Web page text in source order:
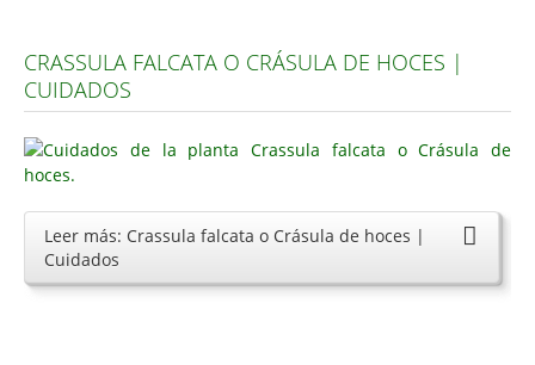
CRASSULA FALCATA O CRÁSULA DE HOCES |
CUIDADOS
Leer más: Crassula falcata o Crásula de hoces |
Cuidados